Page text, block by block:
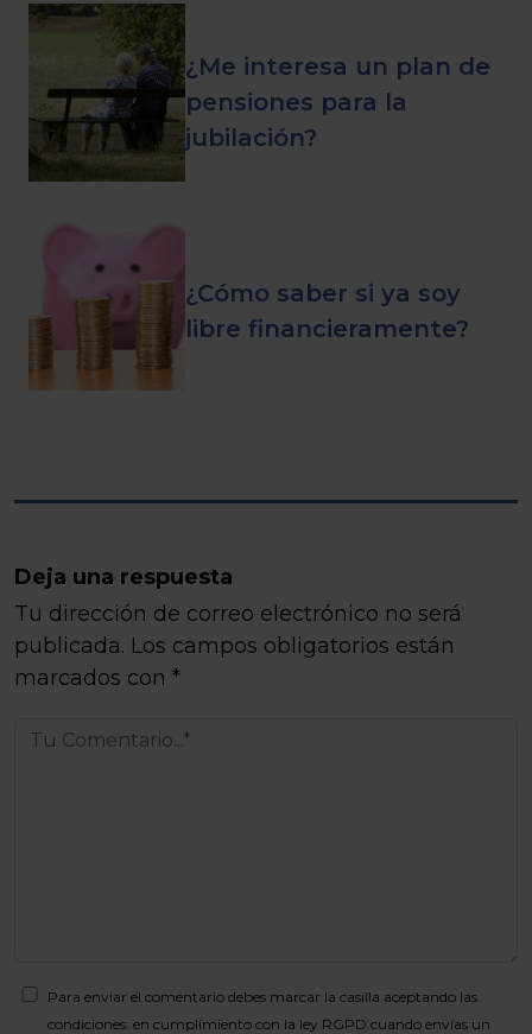
¿Me interesa un plan de
pensiones para la
jubilación?
¿Cómo saber si ya soy
libre financieramente?
Deja una respuesta
Tu dirección de correo electrónico no será
publicada. Los campos obligatorios están
marcados con *
Para enviar el comentario debes marcar la casilla aceptando las
condiciones: en cumplimiento con la ley RGPD cuando envías un